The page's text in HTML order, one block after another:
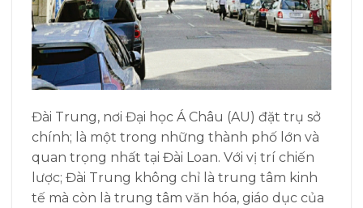
Đài Trung, nơi Đại học Á Châu (AU) đặt trụ sở
chính; là một trong những thành phố lớn và
quan trọng nhất tại Đài Loan. Với vị trí chiến
lược; Đài Trung không chỉ là trung tâm kinh
tế mà còn là trung tâm văn hóa, giáo dục của